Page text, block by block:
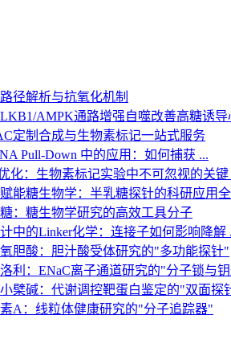
径解析与抗氧化机制
AMPK通路增强自噬改善高糖诱导
定制合成与生物素标记一站式服务
Pull-Down 中的应用：如何捕获 ...
化：生物素标记实验中不可忽视的关键
能糖生物学：半乳糖探针的科研应用
：糖生物学研究的高效工具分子
中的Linker化学：连接子如何影响降解
胆酸：胆汁酸受体研究的"多功能探针"
利：ENaC离子通道研究的"分子锁与
檗碱：代谢调控靶蛋白鉴定的"双面探
A：线粒体健康研究的"分子追踪器"